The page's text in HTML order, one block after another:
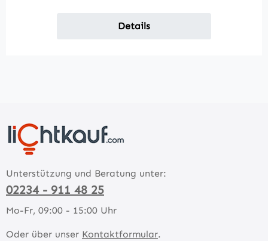
Details
Unterstützung und Beratung unter:
02234 - 911 48 25
Mo-Fr, 09:00 - 15:00 Uhr
Oder über unser Kontaktformular.